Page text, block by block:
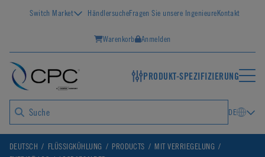
Switch Market HändlersucheFragen Sie unsere IngenieureKontakt
Warenkorb Anmelden
PRODUKT-SPEZIFIZIERUNG
DE
DEUTSCH FLÜSSIGKÜHLUNG PRODUCTS
MIT VERRIEGELUNG